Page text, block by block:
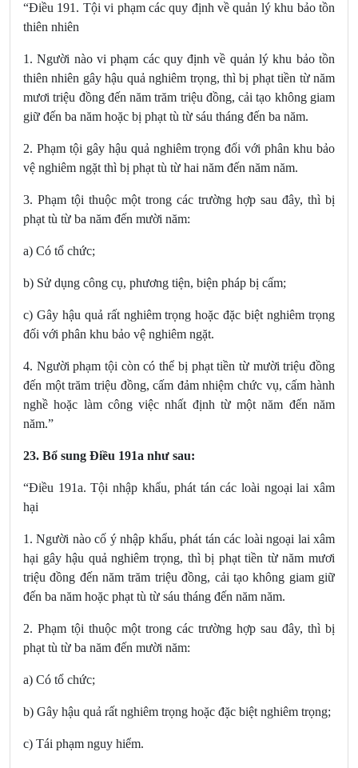
“Điều 191. Tội vi phạm các quy định về quản lý khu bảo tồn
thiên nhiên
1. Người nào vi phạm các quy định về quản lý khu bảo tồn
thiên nhiên gây hậu quả nghiêm trọng, thì bị phạt tiền từ năm
mươi triệu đồng đến năm trăm triệu đồng, cải tạo không giam
giữ đến ba năm hoặc bị phạt tù từ sáu tháng đến ba năm.
2. Phạm tội gây hậu quả nghiêm trọng đối với phân khu bảo
vệ nghiêm ngặt thì bị phạt tù từ hai năm đến năm năm.
3. Phạm tội thuộc một trong các trường hợp sau đây, thì bị
phạt tù từ ba năm đến mười năm:
a) Có tổ chức;
b) Sử dụng công cụ, phương tiện, biện pháp bị cấm;
c) Gây hậu quả rất nghiêm trọng hoặc đặc biệt nghiêm trọng
đối với phân khu bảo vệ nghiêm ngặt.
4. Người phạm tội còn có thể bị phạt tiền từ mười triệu đồng
đến một trăm triệu đồng, cấm đảm nhiệm chức vụ, cấm hành
nghề hoặc làm công việc nhất định từ một năm đến năm
năm.”
23. Bổ sung Điều 191a như sau:
“Điều 191a. Tội nhập khẩu, phát tán các loài ngoại lai xâm
hại
1. Người nào cố ý nhập khẩu, phát tán các loài ngoại lai xâm
hại gây hậu quả nghiêm trọng, thì bị phạt tiền từ năm mươi
triệu đồng đến năm trăm triệu đồng, cải tạo không giam giữ
đến ba năm hoặc phạt tù từ sáu tháng đến năm năm.
2. Phạm tội thuộc một trong các trường hợp sau đây, thì bị
phạt tù từ ba năm đến mười năm:
a) Có tổ chức;
b) Gây hậu quả rất nghiêm trọng hoặc đặc biệt nghiêm trọng;
c) Tái phạm nguy hiểm.